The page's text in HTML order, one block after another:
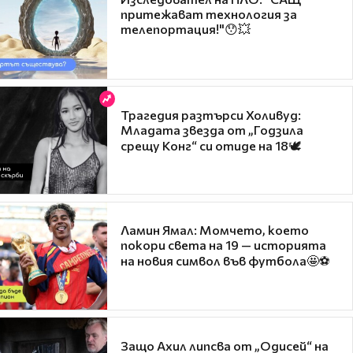
притежават технология за
телепортация!"😯💥
Трагедия разтърси Холивуд:
Младата звезда от „Годзила
срещу Конг“ си отиде на 18🕊️
Ламин Ямал: Момчето, което
покори света на 19 — историята
на новия символ във футбола🤩⚽
Защо Ахил липсва от „Одисей“ на